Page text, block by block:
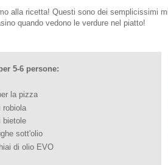
alla ricetta! Questi sono dei semplicissimi
quando vedono le verdure nel piatto!
5-6 persone:
la pizza
robiola
bietole
sott'olio
di olio EVO